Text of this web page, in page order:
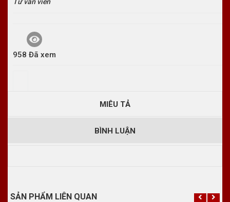
958 Đã xem
MIÊU TẢ
BÌNH LUẬN
SẢN PHẨM LIÊN QUAN